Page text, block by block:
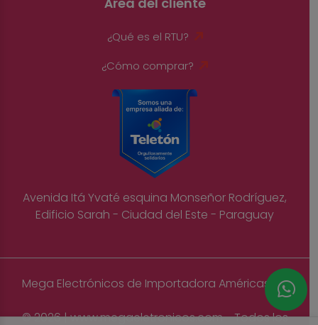
¿Qué es el RTU?
¿Cómo comprar?
Avenida Itá Yvaté esquina Monseñor Rodríguez,
Edificio Sarah - Ciudad del Este - Paraguay
Mega Electrónicos de Importadora Américas S.A
© 2026 | www.megaeletronicos.com - Todos los